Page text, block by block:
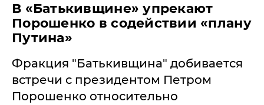
В «Батькивщине» упрекают
Порошенко в содействии «плану
Путина»
Фракция "Батькивщина" добивается
встречи с президентом Петром
Порошенко относительно